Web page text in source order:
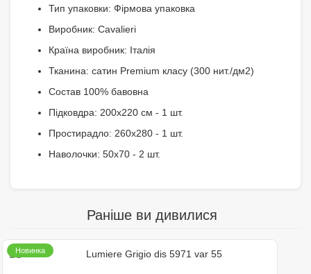
Тип упаковки: Фірмова упаковка
Виробник: Cavalieri
Країна виробник: Італія
Тканина: сатин Premium класу (300 нит./дм2)
Состав 100% бавовна
Підковдра: 200х220 см - 1 шт.
Простирадло: 260х280 - 1 шт.
Наволочки: 50х70 - 2 шт.
Раніше ви дивилися
Новинка Lumiere Grigio dis 5971 var 55